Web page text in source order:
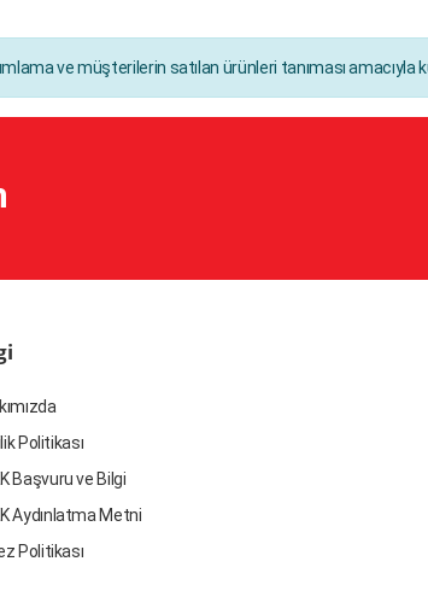
ve müşterilerin satılan ürünleri tanıması amacıyla
Politikası
Başvuru ve Bilgi
Aydınlatma Metni
Politikası